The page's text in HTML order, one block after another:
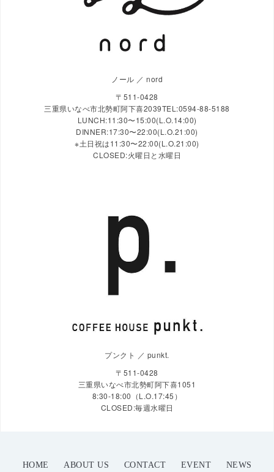
ノール ／ nord
〒511-0428
三重県いなべ市北勢町阿下喜2039TEL:0594-88-5188
LUNCH:11:30〜15:00(L.O.14:00)
DINNER:17:30〜22:00(L.O.21:00)
※土日祝は11:30〜22:00(L.O.21:00)
CLOSED:火曜日と水曜日
プンクト ／ punkt.
〒511-0428
三重県いなべ市北勢町阿下喜1051
8:30-18:00（L.O.17:45）
CLOSED:毎週水曜日
HOME ABOUT US CONTACT EVENT NEWS